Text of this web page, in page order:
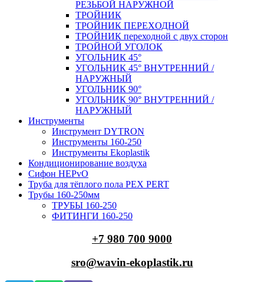
РЕЗЬБОЙ НАРУЖНОЙ
ТРОЙНИК
ТРОЙНИК ПЕРЕXОДНОЙ
ТРОЙНИК переходной с двух сторон
ТРОЙНОЙ УГОЛОК
УГОЛЬНИК 45°
УГОЛЬНИК 45° ВНУТРЕННИЙ /
НАРУЖНЫЙ
УГОЛЬНИК 90°
УГОЛЬНИК 90° ВНУТРЕННИЙ /
НАРУЖНЫЙ
Инструменты
Инструмент DYTRON
Инструменты 160-250
Инструменты Ekoplastik
Кондиционирование воздуха
Сифон HEPvO
Труба для тёплого пола PEX PERT
Трубы 160-250мм
ТРУБЫ 160-250
ФИТИНГИ 160-250
+7 980 700 9000
sro@wavin-ekoplastik.ru